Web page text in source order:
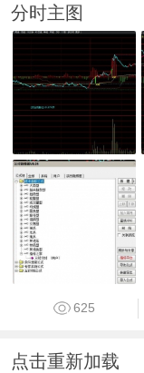
分时主图
625
点击重新加载